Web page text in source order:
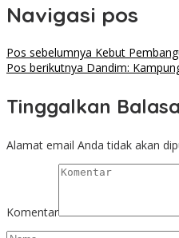
Navigasi pos
Pos sebelumnya Kebut
Pos berikutnya Dandim:
Tinggalkan
Alamat email Anda tidak akan
Komentar